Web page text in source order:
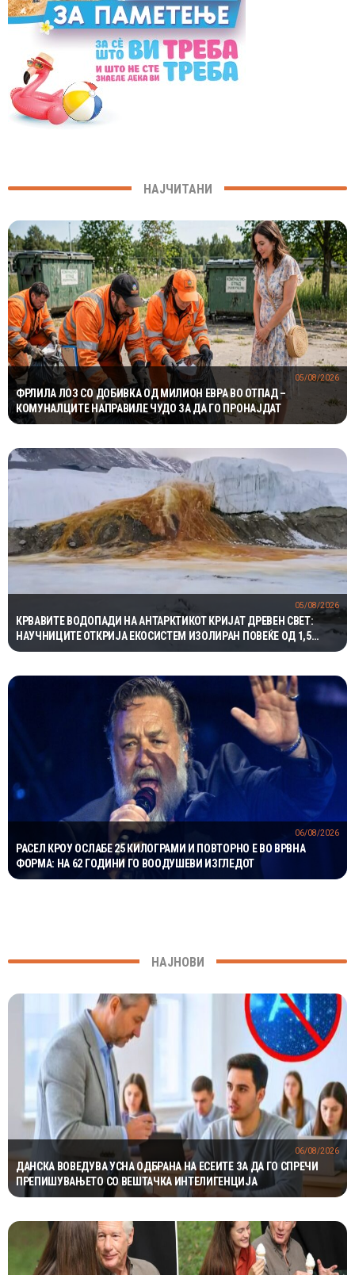
НАЈЧИТАНИ
ФРЛИЛА ЛОЗ СО ДОБИВКА ОД МИЛИОН ЕВРА ВО ОТПАД –
КОМУНАЛЦИТЕ НАПРАВИЛЕ ЧУДО ЗА ДА ГО ПРОНАЈДАТ
05/08/2026
КРВАВИТЕ ВОДОПАДИ НА АНТАРКТИКОТ КРИЈАТ ДРЕВЕН СВЕТ:
НАУЧНИЦИТЕ ОТКРИЈА ЕКОСИСТЕМ ИЗОЛИРАН ПОВЕЌЕ ОД 1,5
МИЛИОНИ ГОДИНИ
05/08/2026
РАСЕЛ КРОУ ОСЛАБЕ 25 КИЛОГРАМИ И ПОВТОРНО Е ВО ВРВНА
ФОРМА: НА 62 ГОДИНИ ГО ВООДУШЕВИ ИЗГЛЕДОТ
06/08/2026
НАЈНОВИ
ДАНСКА ВОВЕДУВА УСНА ОДБРАНА НА ЕСЕИТЕ ЗА ДА ГО СПРЕЧИ
ПРЕПИШУВАЊЕТО СО ВЕШТАЧКА ИНТЕЛИГЕНЦИЈА
06/08/2026